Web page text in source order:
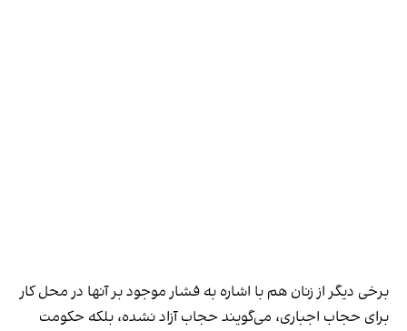
برخی دیگر از زنان هم با اشاره به فشار موجود بر آنها در محل کار
برای حجاب اجباری، می‌گویند حجاب آزاد نشده، بلکه حکومت